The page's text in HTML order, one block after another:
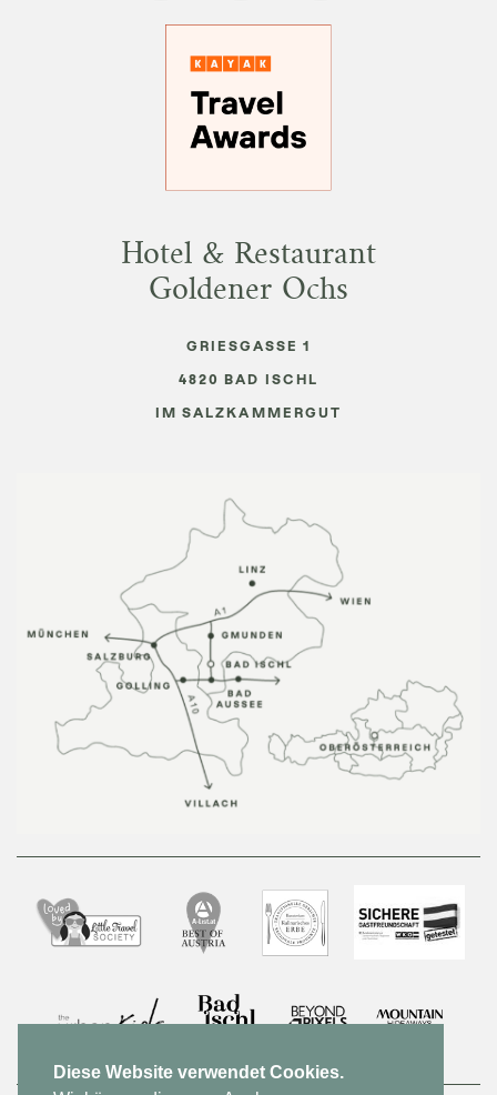
Diese Website verwendet Cookies.
Hotel & Restaurant
Goldener Ochs
GRIESGASSE 1
4820 BAD ISCHL
IM SALZKAMMERGUT